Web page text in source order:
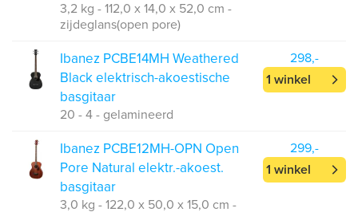
3,2 kg - 112,0 x 14,0 x 52,0 cm -
zijdeglans(open pore)
Ibanez PCBE14MH Weathered
Black elektrisch-akoestische
basgitaar
20 - 4 - gelamineerd
298,-
1 winkel
Ibanez PCBE12MH-OPN Open
Pore Natural elektr.-akoest.
basgitaar
3,0 kg - 122,0 x 50,0 x 15,0 cm -
299,-
1 winkel